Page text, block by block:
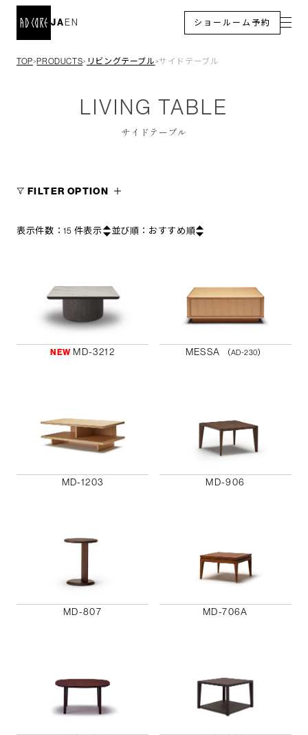
EN
JA ショールーム予約
TOP＞PRODUCTS＞ リビングテーブル ＞サイドテーブル
LIVING TABLE
サイドテーブル
FILTER OPTION
表示件数：15 件表示 並び順： おすすめ順
NEWMD-3212 MESSA （AD-230）
MD-1203 MD-906
MD-807 MD-706A